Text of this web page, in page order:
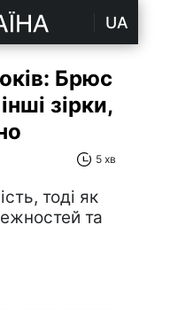
UA
Брюс
зірки,
5 хв
тоді як
та